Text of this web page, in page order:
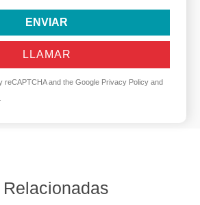
ENVIAR
LLAMAR
reCAPTCHA and the Google Privacy Policy and